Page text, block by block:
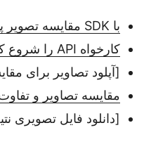
با SDK مقایسه تصویر پایتون شروع کنید
کارخواه API را شروع کنید
[آپلود تصاویر برای
مقایسه تصاویر و
[دانلود فایل تصویری